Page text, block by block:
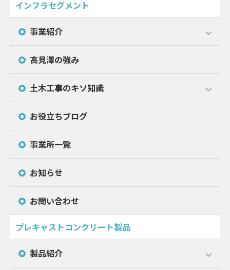
インフラセグメント
事業紹介
高見澤の強み
土木工事のキソ知識
お役立ちブログ
事業所一覧
お知らせ
お問い合わせ
プレキャストコンクリート製品
製品紹介